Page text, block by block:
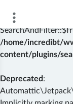
Deprecated
:
/home/incredibt/
content/plugins/
Deprecated :